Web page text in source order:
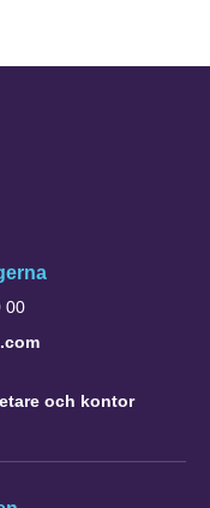
00
och kontor